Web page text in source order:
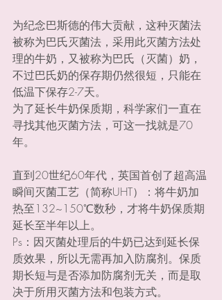
为纪念巴斯德的伟大贡献，这种灭菌法
被称为巴氏灭菌法，采用此灭菌方法处
理的牛奶，又被称为巴氏（灭菌）奶，
不过巴氏奶的保存期仍然很短，只能在
低温下保存2-7天。
为了延长牛奶保质期，科学家们一直在
寻找其他灭菌方法，可这一找就是70
年。
直到20世纪60年代，英国首创了超高温
瞬间灭菌工艺（简称UHT）：将牛奶加
热至132~150℃数秒，才将牛奶保质期
延长至半年以上。
Ps：因灭菌处理后的牛奶已达到延长保
质效果，所以无需再加入防腐剂。保质
期长短与是否添加防腐剂无关，而是取
决于所用灭菌方法和包装方式。